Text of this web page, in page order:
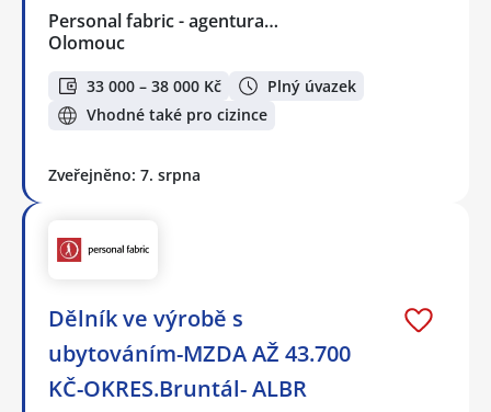
Personal fabric - agentura…
Olomouc
33 000 – 38 000 Kč
Plný úvazek
Vhodné také pro cizince
Zveřejněno: 7. srpna
Dělník ve výrobě s
ubytováním-MZDA AŽ 43.700
KČ-OKRES.Bruntál- ALBR